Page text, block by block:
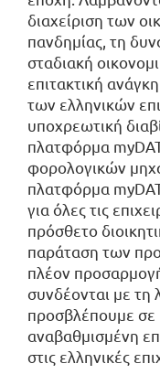
διαχείριση των
πανδημίας, τη
σταδιακή
επιτακτική
των ελληνικών
υποχρεωτική
πλατφόρμα
φορολογικών
πλατφόρμα
για όλες τις
πρόσθετο
παράταση των
πλέον
συνδέονται με τη
προσβλέπουμε σε
αναβαθμισμένη
στις ελληνικές